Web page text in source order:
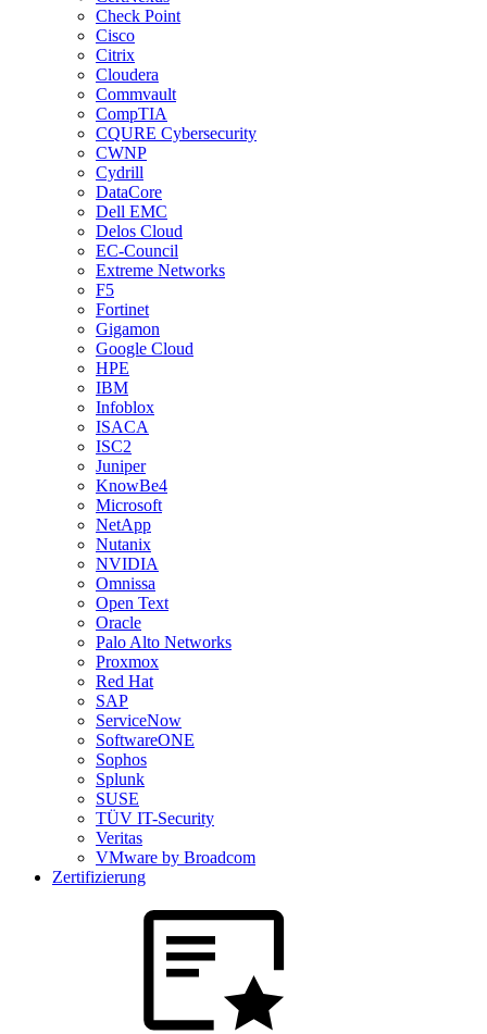
Check Point
Cisco
Citrix
Cloudera
Commvault
CompTIA
CQURE Cybersecurity
CWNP
Cydrill
DataCore
Dell EMC
Delos Cloud
EC-Council
Extreme Networks
F5
Fortinet
Gigamon
Google Cloud
HPE
IBM
Infoblox
ISACA
ISC2
Juniper
KnowBe4
Microsoft
NetApp
Nutanix
NVIDIA
Omnissa
Open Text
Oracle
Palo Alto Networks
Proxmox
Red Hat
SAP
ServiceNow
SoftwareONE
Sophos
Splunk
SUSE
TÜV IT-Security
Veritas
VMware by Broadcom
Zertifizierung